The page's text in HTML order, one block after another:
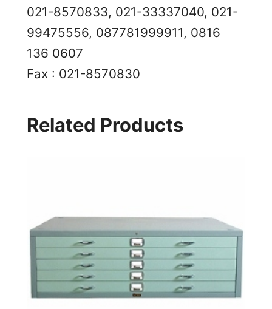
021-8570833, 021-33337040, 021-
99475556, 087781999911, 0816
136 0607
Fax : 021-8570830
Related Products